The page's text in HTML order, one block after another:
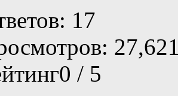
17
/ 5